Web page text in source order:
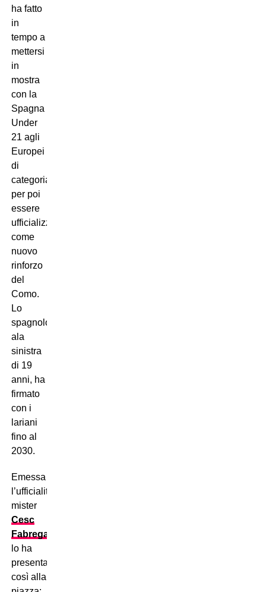
ha fatto
in
tempo a
mettersi
in
mostra
con la
Spagna
Under
21 agli
Europei
di
categoria
per poi
essere
ufficializzato
come
nuovo
rinforzo
del
Como.
Lo
spagnolo,
ala
sinistra
di 19
anni, ha
firmato
con i
lariani
fino al
2030.
Emessa
l’ufficialità,
mister
Cesc
Fabregas
lo ha
presentato
così alla